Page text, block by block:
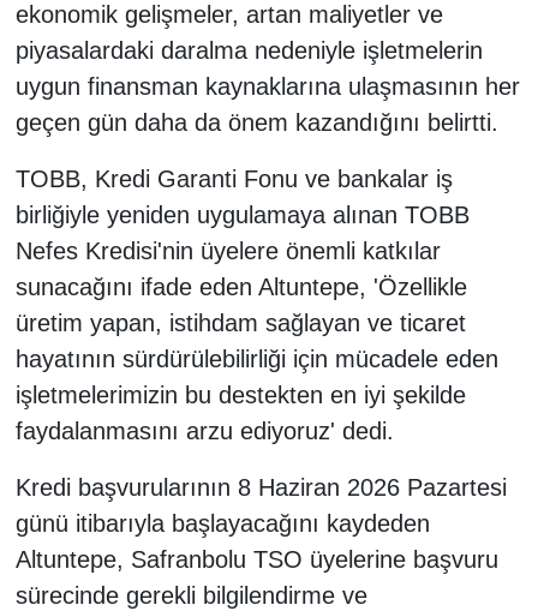
ekonomik gelişmeler, artan maliyetler ve
piyasalardaki daralma nedeniyle işletmelerin
uygun finansman kaynaklarına ulaşmasının her
geçen gün daha da önem kazandığını belirtti.
TOBB, Kredi Garanti Fonu ve bankalar iş
birliğiyle yeniden uygulamaya alınan TOBB
Nefes Kredisi'nin üyelere önemli katkılar
sunacağını ifade eden Altuntepe, 'Özellikle
üretim yapan, istihdam sağlayan ve ticaret
hayatının sürdürülebilirliği için mücadele eden
işletmelerimizin bu destekten en iyi şekilde
faydalanmasını arzu ediyoruz' dedi.
Kredi başvurularının 8 Haziran 2026 Pazartesi
günü itibarıyla başlayacağını kaydeden
Altuntepe, Safranbolu TSO üyelerine başvuru
sürecinde gerekli bilgilendirme ve